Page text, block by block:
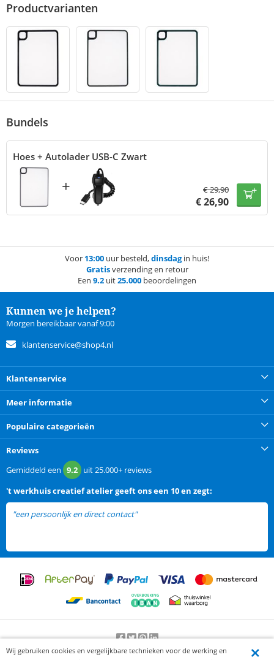
Productvarianten
Bundels
Hoes + Autolader USB-C Zwart
+ €29,90
€26,90
Voor 13:00 uur besteld,dinsdagin huis!
Gratisverzending en retour
Een 9.2 uit25.000 beoordelingen
Kunnen we je helpen?
Morgen bereikbaar vanaf 9:00
klantenservice@shop4.nl
Klantenservice
Meer informatie
Populaire categorieën
Reviews
Gemiddeld een 9.2 uit25.000+ reviews
't werkhuis creatief ateliergeeft ons een 10 en zegt:
"een persoonlijk en direct contact"
Beoordeling door klanten:9.2/10-25000beoordelingen
Wij gebruiken cookies en vergelijkbare technieken voor de werking en